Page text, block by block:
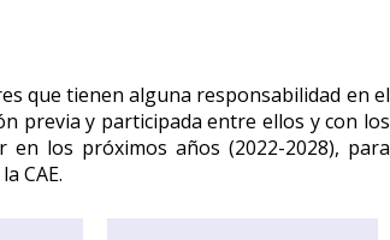
que tienen alguna responsabilidad en el
previa y participada entre ellos y con los
los próximos años (2022-2028), para
CAE.